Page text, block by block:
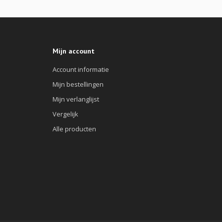
Mijn account
Account informatie
Mijn bestellingen
Mijn verlanglijst
Vergelijk
Alle producten